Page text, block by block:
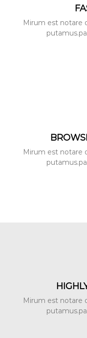
Mirum est notare
Mirum est notare
Mirum est notare